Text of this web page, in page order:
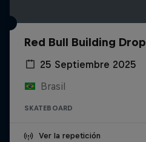
Red Bull Building Drop
25 Septiembre 2025
Brasil
SKATEBOARD
Ver la repetición